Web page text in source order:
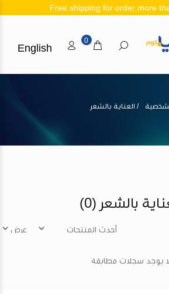
Free shipping for order more
0
English
العناية بالشعر
بالشعر (0)
يوجد سجلات مطابقة